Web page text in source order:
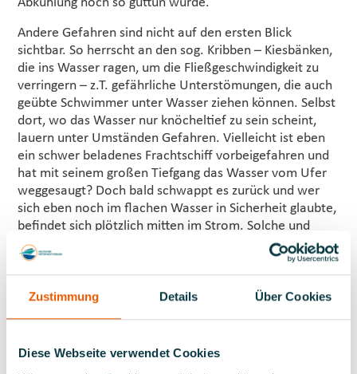
Zustimmung Details Über Cookies
Diese Webseite verwendet Cookies
Abkühlung noch so guttun würde.
Andere Gefahren sind nicht auf den ersten Blick
sichtbar. So herrscht an den sog. Kribben – Kiesbänken,
die ins Wasser ragen, um die Fließgeschwindigkeit zu
verringern – z.T. gefährliche Unterstömungen, die auch
geübte Schwimmer unter Wasser ziehen können. Selbst
dort, wo das Wasser nur knöcheltief zu sein scheint,
lauern unter Umständen Gefahren. Vielleicht ist eben
ein schwer beladenes Frachtschiff vorbeigefahren und
hat mit seinem großen Tiefgang das Wasser vom Ufer
weggesaugt? Doch bald schwappt es zurück und wer
sich eben noch im flachen Wasser in Sicherheit glaubte,
befindet sich plötzlich mitten im Strom. Solche und
andere Gefahren sind nicht immer erkennbar. Doch
Viele unterschätzen die Gefahren oder überschätzen
die eigenen Schwimmkünste, oder wollen sich und
anderen etwas beweisen und begeben sich aus